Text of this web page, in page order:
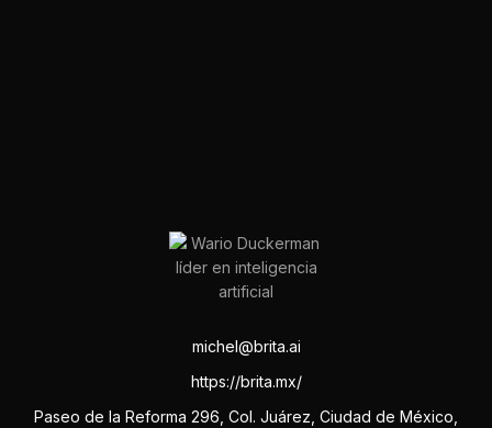
michel@brita.ai
https://brita.mx/
Paseo de la Reforma 296, Col. Juárez, Ciudad de México,